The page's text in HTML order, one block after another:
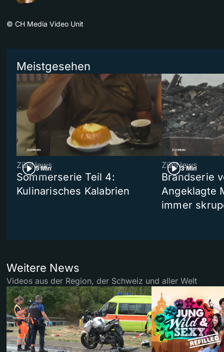
© CH Media Video Unit
Meistgesehen
5 Min
ZüriNews
Sommerserie Teil 4:
Kulinarisches Kalabrien
3 Min
ZüriNews
Brandserie
Angeklagte
immer
Weitere News
Videos aus der Region, der Schweiz und aller Welt